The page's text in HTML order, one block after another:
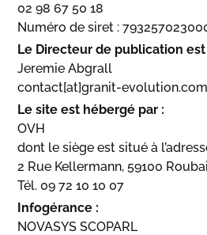
02 98 67 50 18
Numéro de siret :
Le Directeur de publication est
Jeremie Abgrall
contact[at]granit-evolution.com
Le site est hébergé par :
OVH
dont le siège est situé à
2 Rue Kellermann, 59100
Tél. 09 72 10 10 07
Infogérance :
NOVASYS SCOPARL